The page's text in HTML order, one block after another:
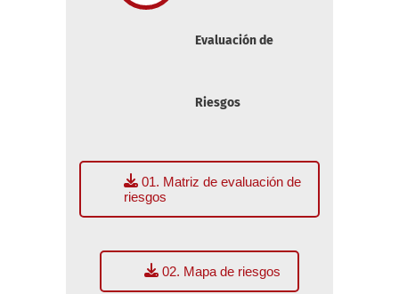
Evaluación de
Riesgos
01. Matriz de evaluación de
riesgos
02. Mapa de riesgos